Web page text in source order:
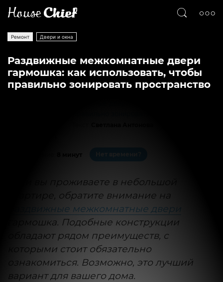
Ремонт Двери и окна
Раздвижные межкомнатные двери
гармошка: как использовать, чтобы
правильно зонировать пространство
Если вы проживаете в небольшой
квартире, обратите внимание на
раздвижные межкомнатные двери
гармошка. Подобные конструкции
обладают рядом преимуществ, с
которыми стоит обязательно
ознакомиться. Возможно, это лучший
вариант для вашего дома.